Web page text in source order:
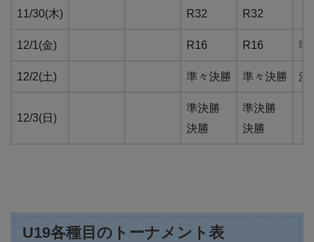
11/30(木) R32 R32
12/1(金) R16 R16 準
12/2(土) 準々決勝 準々決勝 決
12/3(日)
準決勝
決勝
準決勝
決勝
U19各種目のトーナメント表